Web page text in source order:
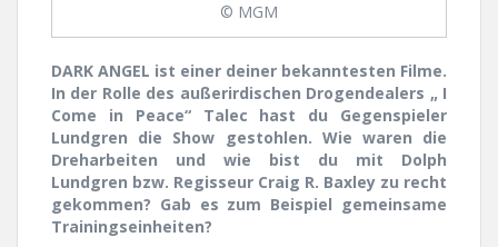
© MGM
DARK ANGEL ist einer deiner bekanntesten Filme.
In der Rolle des außerirdischen Drogendealers „ I
Come in Peace“ Talec hast du Gegenspieler
Lundgren die Show gestohlen. Wie waren die
Dreharbeiten und wie bist du mit Dolph
Lundgren bzw. Regisseur Craig R. Baxley zu recht
gekommen? Gab es zum Beispiel gemeinsame
Trainingseinheiten?